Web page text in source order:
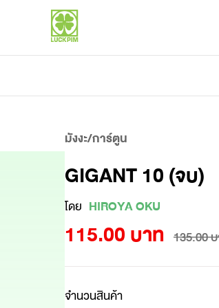
มังงะ/การ์ตูน
GIGANT 10 (จบ)
โดย HIROYA OKU
115.00 บาท 135.00
จำนวนสินค้า